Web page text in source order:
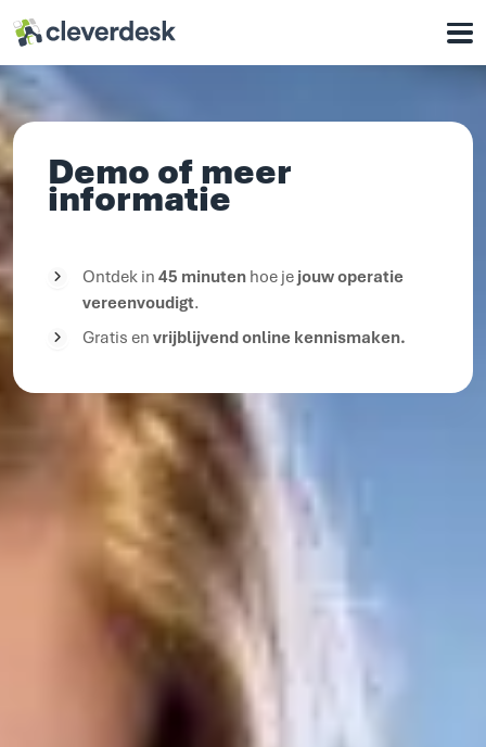
Cleverdesk ERP Software voor mens en materieel
Waarom Cleverdesk
Support
Over ons
Demo of meer
informatie
Ontdek in 45 minuten hoe je jouw operatie
vereenvoudigt.
Gratis en vrijblijvend online kennismaken.